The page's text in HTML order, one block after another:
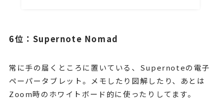
6位：Supernote Nomad
常に手の届くところに置いている、Supernoteの電子
ペーパータブレット。メモしたり図解したり、あとは
Zoom時のホワイトボード的に使ったりしてます。